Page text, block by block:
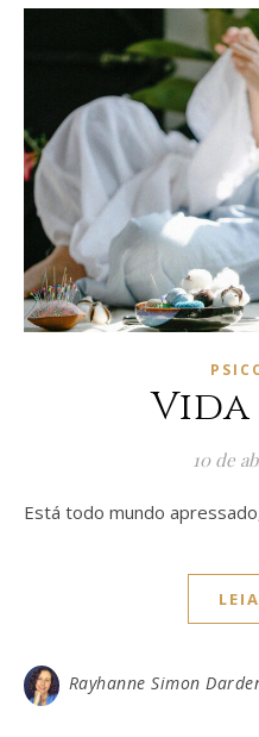
10 de
Está todo mundo
Rayhanne Simon